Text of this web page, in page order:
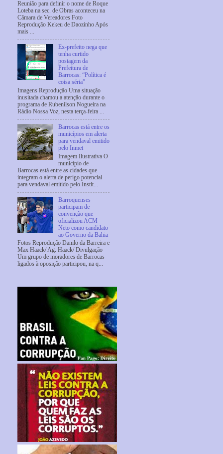
Reunião para definir o nome de Roque
Loteba na sec. de Obras aconteceu na
Câmara de Vereadores Foto
Reprodução Kekeu de Daozinho Após
mais ...
Ex-prefeito nega que
tenha curtido
postagem da
Prefeitura de
Barrocas: “Política é
coisa séria”
Imagens Reprodução Uma situação
inusitada chamou a atenção durante o
programa de Rubenilson Nogueira na
Rádio Nossa Voz, nesta terça-feira ...
Barrocas está entre os
municípios em alerta
para vendaval emitido
pelo Inmet
Imagem Ilustrativa O
município de
Barrocas está entre as cidades que
integram o alerta de perigo potencial
para vendaval emitido pelo Instit...
Barroquenses
participam de
convenção que
oficializou ACM
Neto como candidato
ao Governo da Bahia
Fotos Reprodução Danilo da Barreira e
Max Haack/ Ag. Haack/ Divulgação
Um grupo de moradores de Barrocas
ligados à oposição participou, na q...